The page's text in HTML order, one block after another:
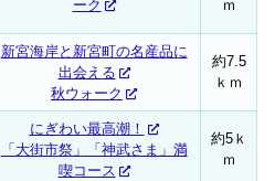
ーク
ｍ
新宮海岸と新宮町の名産品に
出会える
秋ウォーク
約7.5
ｋｍ
にぎわい最高潮！
「大街市祭」「神武さま」満
喫コース
約5ｋ
ｍ